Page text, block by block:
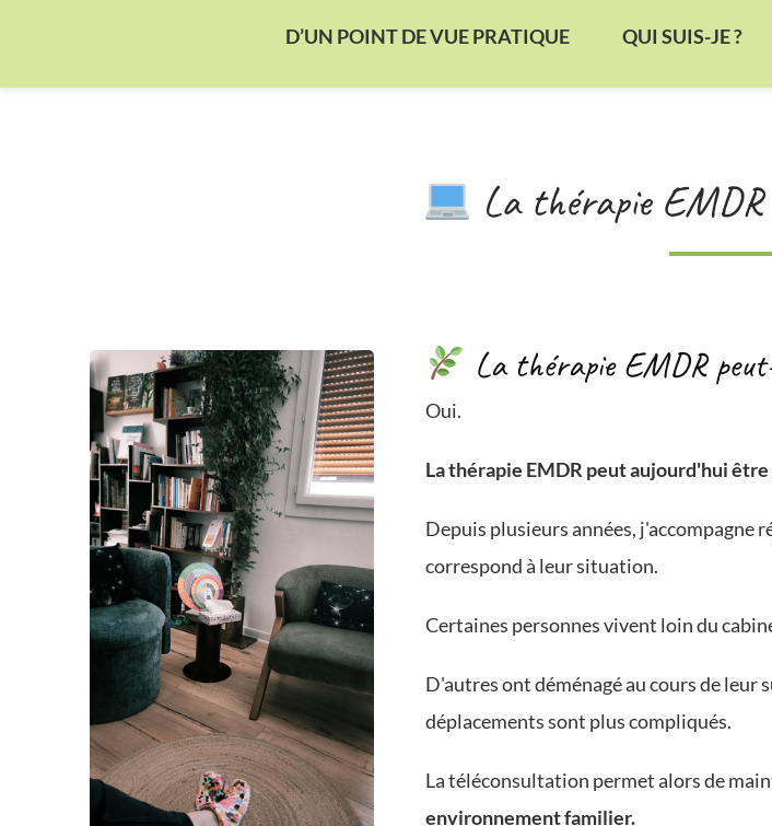
D’UN POINT DE VUE PRATIQUE QUI SUIS-JE ?
La thérapie
La thérapie EMDR
Oui.
La thérapie EMDR peut aujourd'hui
Depuis plusieurs années, j'accompagne
correspond à leur situation.
Certaines personnes vivent loin du
D'autres ont déménagé au cours de
déplacements sont plus compliqués.
La téléconsultation permet alors de
environnement familier.